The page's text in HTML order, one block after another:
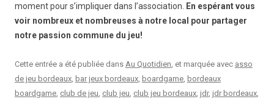
moment pour s’impliquer dans l’association. En espérant vous
voir nombreux et nombreuses à notre local pour partager
notre passion commune du jeu!
Cette entrée a été publiée dans Au Quotidien , et marquée avec asso
de jeu bordeaux bar jeux bordeaux boardgame bordeaux
boardgame club de jeu club jeu club jeu bordeaux jdr, jdr bordeaux